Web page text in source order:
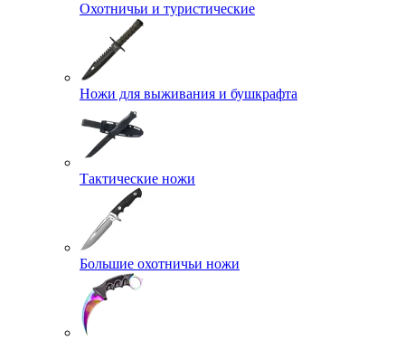
Охотничьи и туристические
Ножи для выживания и бушкрафта
Тактические ножи
Большие охотничьи ножи